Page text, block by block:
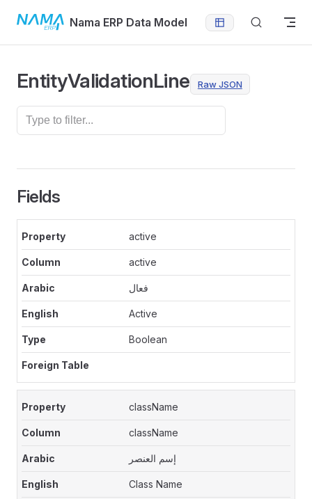
Skip to contentNama ERP Data Model
EntityValidationLine Raw JSON
Fields
active
active
فعال
Active
Boolean
className
className
إسم العنصر
Class Name